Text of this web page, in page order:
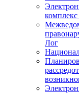
комплекс
Лог